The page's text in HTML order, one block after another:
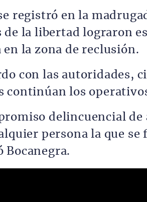
registró en la
de la libertad lograron
en la zona de reclusión.
con las autoridades,
continúan los
delincuencial
persona la que
Bocanegra.